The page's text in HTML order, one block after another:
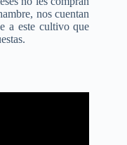
nos cuentan
a este cultivo que